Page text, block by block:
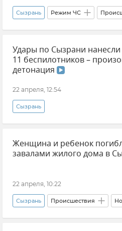
Сызрань Режим ЧС
Атаки ВСУ Беспилотник
Новости Самарская область
Вячеслав Федорищев
Удары по Сызрани
11 беспилотников –
детонация
22 апреля, 12:54
Сызрань
Происшествия Атаки ВСУ
Женщина и ребенок
завалами жилого дома в
22 апреля, 10:22
Сызрань Происшествия
Атаки ВСУ Вячеслав